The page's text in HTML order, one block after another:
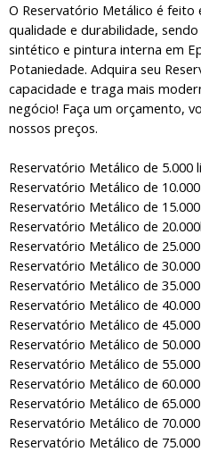
O Reservatório Metálico é
qualidade e durabilidade,
sintético e pintura interna em
Potaniedade. Adquira seu
capacidade e traga mais
negócio! Faça um orçamento,
nossos preços.
Reservatório Metálico de 5.000
Reservatório Metálico de
Reservatório Metálico de
Reservatório Metálico de
Reservatório Metálico de
Reservatório Metálico de
Reservatório Metálico de
Reservatório Metálico de
Reservatório Metálico de
Reservatório Metálico de
Reservatório Metálico de
Reservatório Metálico de
Reservatório Metálico de
Reservatório Metálico de
Reservatório Metálico de